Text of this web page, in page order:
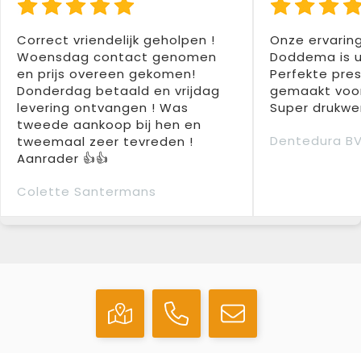
Correct vriendelijk geholpen !
Woensdag contact genomen
en prijs overeen gekomen!
Donderdag betaald en vrijdag
levering ontvangen ! Was
tweede aankoop bij hen en
tweemaal zeer tevreden !
Aanrader 👍👍
Colette Santermans
Onze
Doddema is
Perfekte
gemaakt
Super
Dentedura